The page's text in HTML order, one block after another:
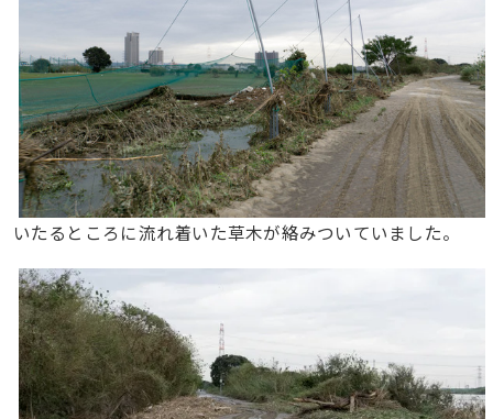
いたるところに流れ着いた草木が絡みついていました。